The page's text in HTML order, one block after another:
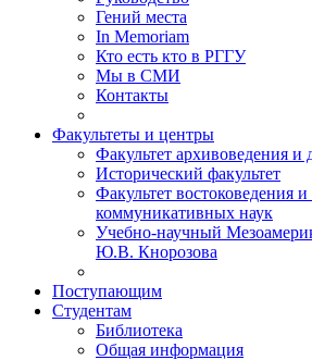
Гений места
In Memoriam
Кто есть кто в РГГУ
Мы в СМИ
Контакты
Факультеты и центры
Факультет архивоведения и
Исторический факультет
Факультет востоковедения
коммуникативных наук
Учебно-научный
Ю.В. Кнорозова
Поступающим
Студентам
Библиотека
Общая информация